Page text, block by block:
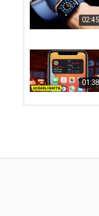
02:45
01:38